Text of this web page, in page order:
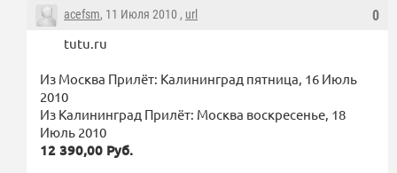
0
acefsm, 11 Июля 2010 , url
tutu.ru
Из Москва Прилёт: Калининград пятница, 16 Июль
2010
Из Калининград Прилёт: Москва воскресенье, 18
Июль 2010
12 390,00 Руб.